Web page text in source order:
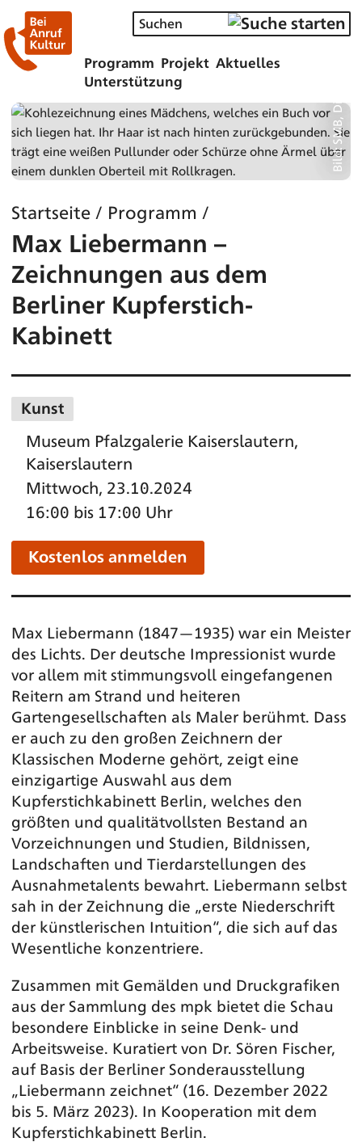
Programm Projekt Aktuelles
Unterstützung
Bild: SMB, Dietmar Katz
Startseite / Programm /
Max Liebermann –
Zeichnungen aus dem
Berliner Kupferstich-
Kabinett
Kunst
Museum Pfalzgalerie Kaiserslautern,
Kaiserslautern
Mittwoch, 23.10.2024
16:00 bis 17:00 Uhr
Kostenlos anmelden
Max Liebermann (1847—1935) war ein Meister
des Lichts. Der deutsche Impressionist wurde
vor allem mit stimmungsvoll eingefangenen
Reitern am Strand und heiteren
Gartengesellschaften als Maler berühmt. Dass
er auch zu den großen Zeichnern der
Klassischen Moderne gehört, zeigt eine
einzigartige Auswahl aus dem
Kupferstichkabinett Berlin, welches den
größten und qualitätvollsten Bestand an
Vorzeichnungen und Studien, Bildnissen,
Landschaften und Tierdarstellungen des
Ausnahmetalents bewahrt. Liebermann selbst
sah in der Zeichnung die „erste Niederschrift
der künstlerischen Intuition“, die sich auf das
Wesentliche konzentriere.
Zusammen mit Gemälden und Druckgrafiken
aus der Sammlung des mpk bietet die Schau
besondere Einblicke in seine Denk- und
Arbeitsweise. Kuratiert von Dr. Sören Fischer,
auf Basis der Berliner Sonderausstellung
„Liebermann zeichnet“ (16. Dezember 2022
bis 5. März 2023). In Kooperation mit dem
Kupferstichkabinett Berlin.